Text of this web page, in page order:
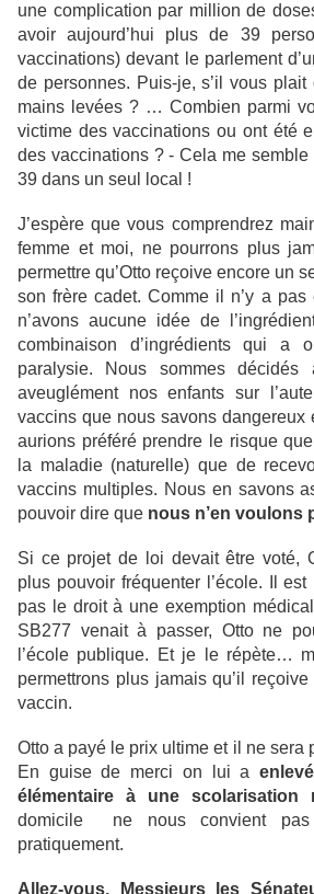
une complication par million de
avoir aujourd’hui plus de 39
vaccinations) devant le parlement
de personnes. Puis-je, s’il vous
mains levées ? … Combien parmi
victime des vaccinations ou ont été
des vaccinations ? - Cela me
39 dans un seul local !
J’espère que vous comprendrez
femme et moi, ne pourrons plus
permettre qu’Otto reçoive encore un
son frère cadet. Comme il n’y a
n’avons aucune idée de
combinaison d’ingrédients qui a
paralysie. Nous sommes
aveuglément nos enfants sur
vaccins que nous savons dangereux
aurions préféré prendre le risque
la maladie (naturelle) que de
vaccins multiples. Nous en savons
pouvoir dire que nous n’en voulons
Si ce projet de loi devait être voté,
plus pouvoir fréquenter l’école. Il est
pas le droit à une exemption
SB277 venait à passer, Otto ne
l’école publique. Et je le répète…
permettrons plus jamais qu’il reçoive
vaccin.
Otto a payé le prix ultime et il ne sera
En guise de merci on lui a
élémentaire à une scolarisation
domicile ne nous convient pas
pratiquement.
Allez-vous, Messieurs les